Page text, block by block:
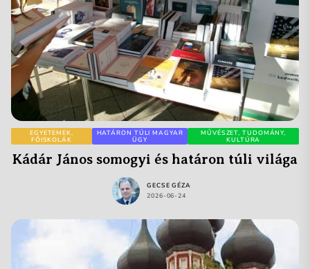
EGYETEMEK,
FŐISKOLÁK
HATÁRON TÚLI MAGYAR
ÜGY
MŰVÉSZET, TUDOMÁNY,
KULTÚRA
Kádár János somogyi és határon túli világa
GECSE GÉZA
2026-06-24